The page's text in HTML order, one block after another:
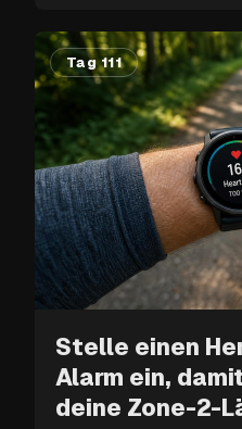
Tag 111
Stelle einen
Alarm ein,
deine Zone-2-